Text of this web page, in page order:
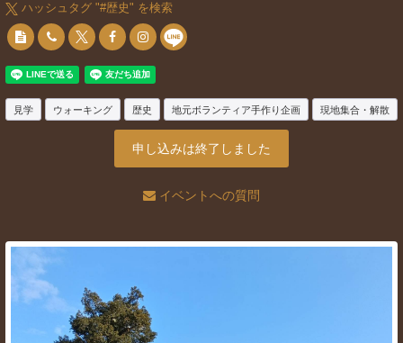
ハッシュタグ "#歴史" を検索
見学 ウォーキング 歴史 地元ボランティア手作り企画 現地集合・解散
申し込みは終了しました
イベントへの質問